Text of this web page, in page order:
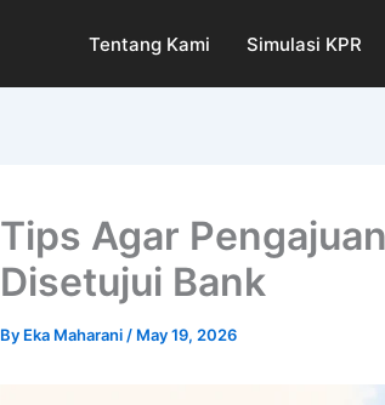
Tentang Kami Simulasi KPR
Tips Agar
Disetujui Bank
By Eka Maharani / May 19, 2026